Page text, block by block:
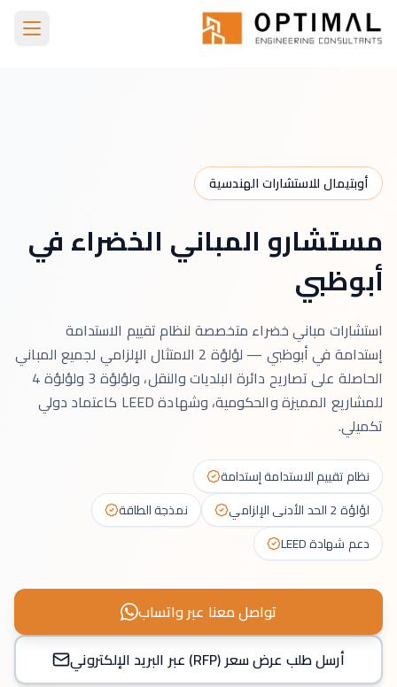
Skip to main content
الرئيسية Green Building Consultants Abu Dhabi
أوبتيمال للاستشارات الهندسية
مستشارو المباني الخضراء في
أبوظبي
استشارات مباني خضراء متخصصة لنظام تقييم الاستدامة
إستدامة في أبوظبي — لؤلؤة 2 الامتثال الإلزامي لجميع المباني
الحاصلة على تصاريح دائرة البلديات والنقل، ولؤلؤة 3 ولؤلؤة 4
للمشاريع المميزة والحكومية، وشهادة LEED كاعتماد دولي
تكميلي.
نظام تقييم الاستدامة إستدامة
لؤلؤة 2 الحد الأدنى الإلزامي
نمذجة الطاقة
دعم شهادة LEED
تواصل معنا عبر واتساب
أرسل طلب عرض سعر (RFP) عبر البريد الإلكتروني